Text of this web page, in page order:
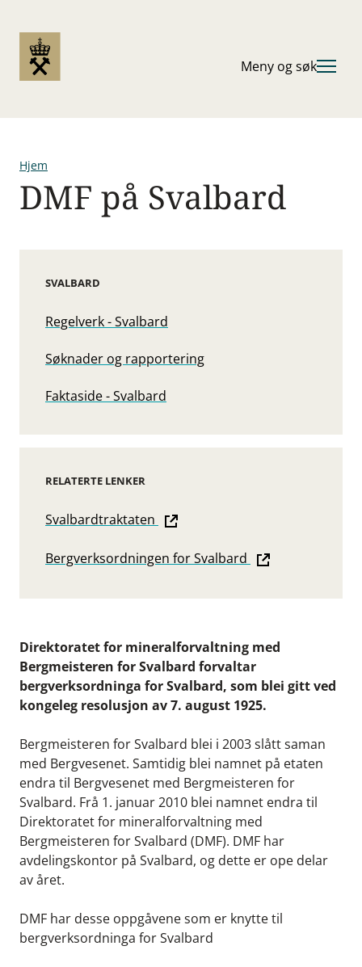
hovedinnhold
Meny og søk
Navigasjonssti
Hjem
DMF på Svalbard
Direktoratet for mineralforvaltning med
Bergmeisteren for Svalbard forvaltar
bergverksordninga for Svalbard, som blei gitt ved
kongeleg resolusjon av 7. august 1925.
Bergmeisteren for Svalbard blei i 2003 slått saman
med Bergvesenet. Samtidig blei namnet på etaten
endra til Bergvesenet med Bergmeisteren for
Svalbard. Frå 1. januar 2010 blei namnet endra til
Direktoratet for mineralforvaltning med
Bergmeisteren for Svalbard (DMF). DMF har
avdelingskontor på Svalbard, og dette er ope delar
av året.
DMF har desse oppgåvene som er knytte til
bergverksordninga for Svalbard
SVALBARD
Regelverk - Svalbard
Søknader og rapportering
Faktaside - Svalbard
RELATERTE LENKER
Svalbardtraktaten
Bergverksordningen for Svalbard